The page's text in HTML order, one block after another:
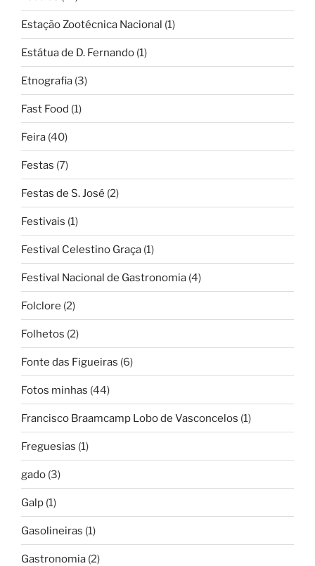
Estação Zootécnica Nacional (1)
Estátua de D. Fernando (1)
Etnografia (3)
Fast Food (1)
Feira (40)
Festas (7)
Festas de S. José (2)
Festivais (1)
Festival Celestino Graça (1)
Festival Nacional de Gastronomia (4)
Folclore (2)
Folhetos (2)
Fonte das Figueiras (6)
Fotos minhas (44)
Francisco Braamcamp Lobo de Vasconcelos (1)
Freguesias (1)
gado (3)
Galp (1)
Gasolineiras (1)
Gastronomia (2)